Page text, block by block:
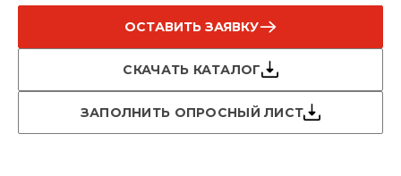
ОСТАВИТЬ ЗАЯВКУ
СКАЧАТЬ КАТАЛОГ
ЗАПОЛНИТЬ ОПРОСНЫЙ ЛИСТ